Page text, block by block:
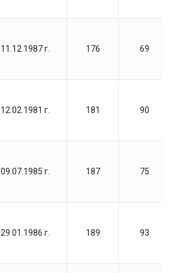
11.12.1987 г. 176 69
12.02.1981 г. 181 90
09.07.1985 г. 187 75
29.01.1986 г. 189 93